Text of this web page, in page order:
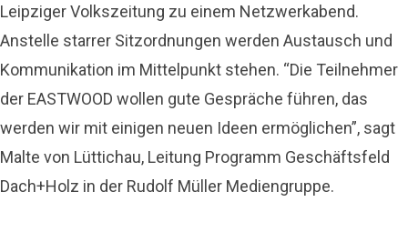
Leipziger Volkszeitung zu einem Netzwerkabend.
Anstelle starrer Sitzordnungen werden Austausch und
Kommunikation im Mittelpunkt stehen. “Die Teilnehmer
der EASTWOOD wollen gute Gespräche führen, das
werden wir mit einigen neuen Ideen ermöglichen”, sagt
Malte von Lüttichau, Leitung Programm Geschäftsfeld
Dach+Holz in der Rudolf Müller Mediengruppe.